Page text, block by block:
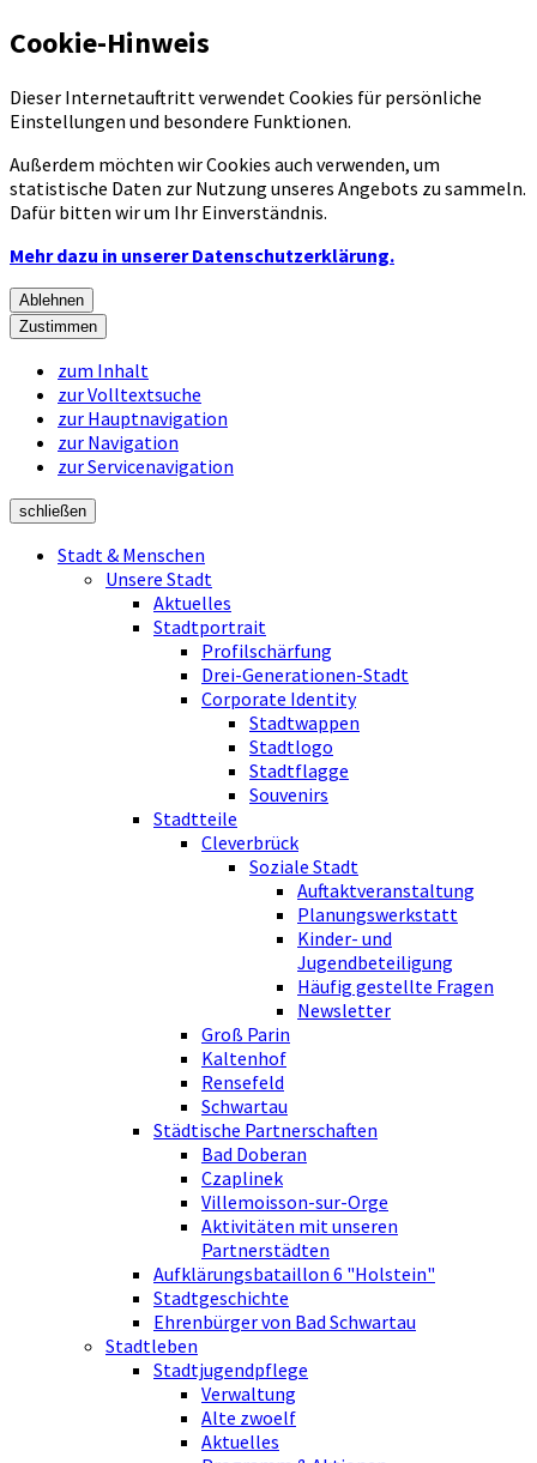
Cookie-Hinweis
Dieser Internetauftritt verwendet Cookies für persönliche
Einstellungen und besondere Funktionen.
Außerdem möchten wir Cookies auch verwenden, um
statistische Daten zur Nutzung unseres Angebots zu sammeln.
Dafür bitten wir um Ihr Einverständnis.
Mehr dazu in unserer Datenschutzerklärung.
Ablehnen
Zustimmen
zum Inhalt
zur Volltextsuche
zur Hauptnavigation
zur Navigation
zur Servicenavigation
schließen
Stadt & Menschen
Unsere Stadt
Aktuelles
Stadtportrait
Profilschärfung
Drei-Generationen-Stadt
Corporate Identity
Stadtwappen
Stadtlogo
Stadtflagge
Souvenirs
Stadtteile
Cleverbrück
Soziale Stadt
Auftaktveranstaltung
Planungswerkstatt
Kinder- und
Jugendbeteiligung
Häufig gestellte Fragen
Newsletter
Groß Parin
Kaltenhof
Rensefeld
Schwartau
Städtische Partnerschaften
Bad Doberan
Czaplinek
Villemoisson-sur-Orge
Aktivitäten mit unseren
Partnerstädten
Aufklärungsbataillon 6 "Holstein"
Stadtgeschichte
Ehrenbürger von Bad Schwartau
Stadtleben
Stadtjugendpflege
Verwaltung
Alte zwoelf
Aktuelles